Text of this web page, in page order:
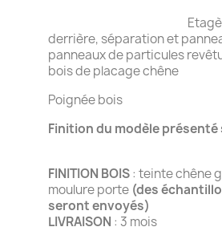
Etagères,
derrière, séparation et
panneaux de particules
bois de placage chêne
Poignée bois
Finition du modèle présenté
FINITION BOIS: teinte chêne
moulure porte (des
seront envoyés)
LIVRAISON : 3 mois